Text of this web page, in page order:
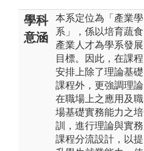
學科
意涵
本系定位為「產業學
系」，係以培育蔬食
產業人才為學系發展
目標。因此，在課程
安排上除了理論基礎
課程外，更強調理論
在職場上之應用及職
場基礎實務能力之培
訓，進行理論與實務
課程分流設計，以提